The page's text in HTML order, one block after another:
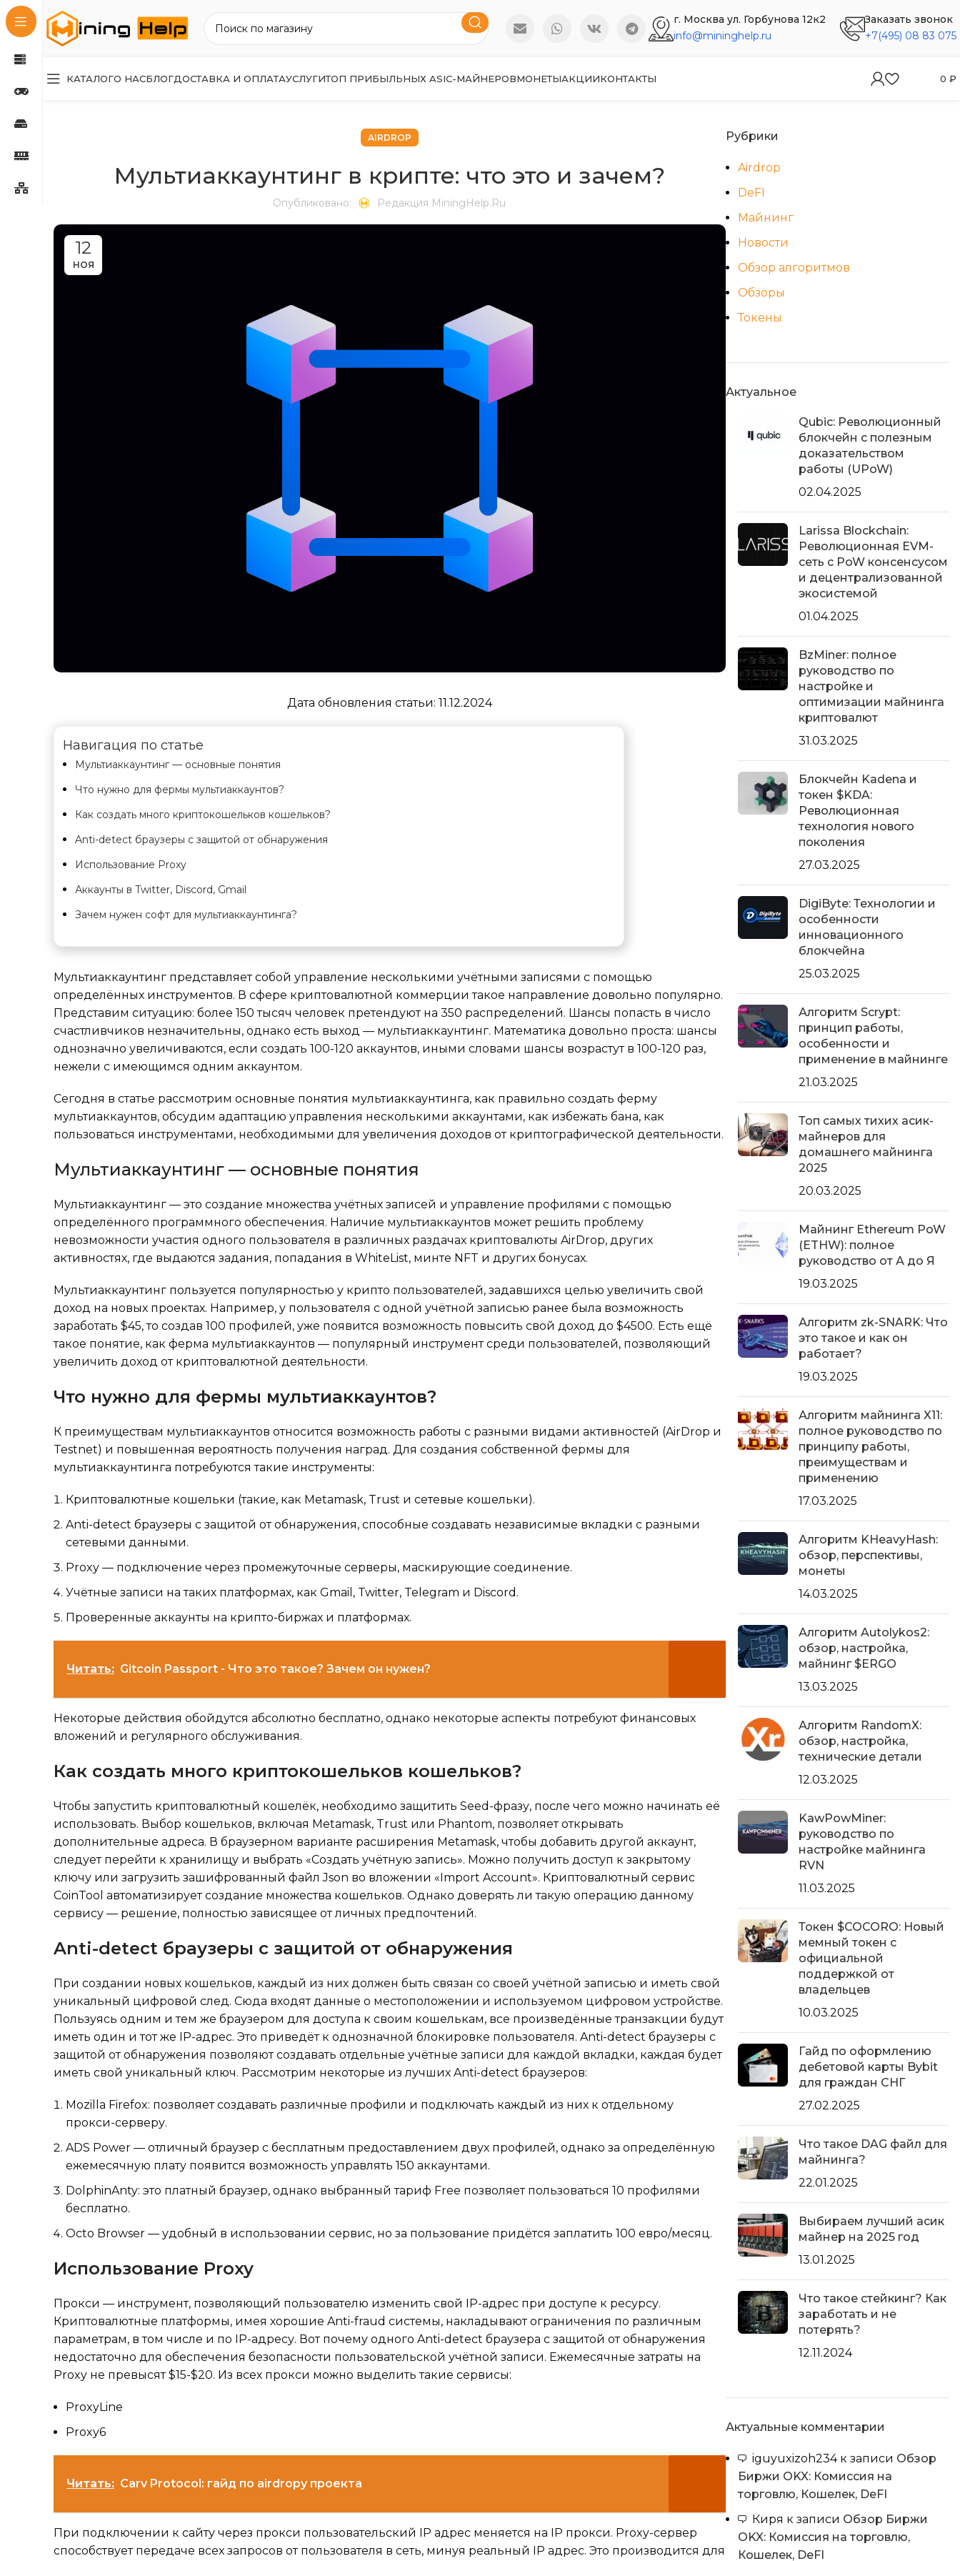
г. Москва ул. Горбунова 12к2
info@mininghelp.ru
Заказать звонок
+7(495) 08 83 075
КАТАЛОГО НАСБЛОГДОСТАВКА И ОПЛАТАУСЛУГИТОП ПРИБЫЛЬНЫХ ASIC-МАЙНЕРОВМОНЕТЫАКЦИИКОНТАКТЫ 0 ₽
AIRDROP
Мультиаккаунтинг в крипте: что это и зачем?
Опубликовано: Редакция MiningHelp.ru
12
НОЯ
Дата обновления статьи: 11.12.2024
Навигация по статье
Мультиаккаунтинг — основные понятия
Что нужно для фермы мультиаккаунтов?
Как создать много криптокошельков кошельков?
Anti-detect браузеры с защитой от обнаружения
Использование Proxy
Аккаунты в Twitter, Discord, Gmail
Зачем нужен софт для мультиаккаунтинга?
Мультиаккаунтинг представляет собой управление несколькими учётными записями с помощью
определённых инструментов. В сфере криптовалютной коммерции такое направление довольно популярно.
Представим ситуацию: более 150 тысяч человек претендуют на 350 распределений. Шансы попасть в число
счастливчиков незначительны, однако есть выход — мультиаккаунтинг. Математика довольно проста: шансы
однозначно увеличиваются, если создать 100-120 аккаунтов, иными словами шансы возрастут в 100-120 раз,
нежели с имеющимся одним аккаунтом.
Сегодня в статье рассмотрим основные понятия мультиаккаунтинга, как правильно создать ферму
мультиаккаунтов, обсудим адаптацию управления несколькими аккаунтами, как избежать бана, как
пользоваться инструментами, необходимыми для увеличения доходов от криптографической деятельности.
Мультиаккаунтинг — основные понятия
Мультиаккаунтинг — это создание множества учётных записей и управление профилями с помощью
определённого программного обеспечения. Наличие мультиаккаунтов может решить проблему
невозможности участия одного пользователя в различных раздачах криптовалюты AirDrop, других
активностях, где выдаются задания, попадания в WhiteList, минте NFT и других бонусах.
Мультиаккаунтинг пользуется популярностью у крипто пользователей, задавшихся целью увеличить свой
доход на новых проектах. Например, у пользователя с одной учётной записью ранее была возможность
заработать $45, то создав 100 профилей, уже появится возможность повысить свой доход до $4500. Есть ещё
такое понятие, как ферма мультиаккаунтов — популярный инструмент среди пользователей, позволяющий
увеличить доход от криптовалютной деятельности.
Что нужно для фермы мультиаккаунтов?
К преимуществам мультиаккаунтов относится возможность работы с разными видами активностей (AirDrop и
Testnet) и повышенная вероятность получения наград. Для создания собственной фермы для
мультиаккаунтинга потребуются такие инструменты:
Криптовалютные кошельки (такие, как Metamask, Trust и сетевые кошельки).
Anti-detect браузеры с защитой от обнаружения, способные создавать независимые вкладки с разными
сетевыми данными.
Proxy — подключение через промежуточные серверы, маскирующие соединение.
Учётные записи на таких платформах, как Gmail, Twitter, Telegram и Discord.
Проверенные аккаунты на крипто-биржах и платформах.
Читать: Gitcoin Passport - Что это такое? Зачем он нужен?
Некоторые действия обойдутся абсолютно бесплатно, однако некоторые аспекты потребуют финансовых
вложений и регулярного обслуживания.
Как создать много криптокошельков кошельков?
Чтобы запустить криптовалютный кошелёк, необходимо защитить Seed-фразу, после чего можно начинать её
использовать. Выбор кошельков, включая Metamask, Trust или Phantom, позволяет открывать
дополнительные адреса. В браузерном варианте расширения Metamask, чтобы добавить другой аккаунт,
следует перейти к хранилищу и выбрать «Создать учётную запись». Можно получить доступ к закрытому
ключу или загрузить зашифрованный файл Json во вложении «Import Account». Криптовалютный сервис
CoinTool автоматизирует создание множества кошельков. Однако доверять ли такую операцию данному
сервису — решение, полностью зависящее от личных предпочтений.
Anti-detect браузеры с защитой от обнаружения
При создании новых кошельков, каждый из них должен быть связан со своей учётной записью и иметь свой
уникальный цифровой след. Сюда входят данные о местоположении и используемом цифровом устройстве.
Пользуясь одним и тем же браузером для доступа к своим кошелькам, все произведённые транзакции будут
иметь один и тот же IP-адрес. Это приведёт к однозначной блокировке пользователя. Anti-detect браузеры с
защитой от обнаружения позволяют создавать отдельные учётные записи для каждой вкладки, каждая будет
иметь свой уникальный ключ. Рассмотрим некоторые из лучших Anti-detect браузеров:
Mozilla Firefox: позволяет создавать различные профили и подключать каждый из них к отдельному
прокси-серверу.
ADS Power — отличный браузер с бесплатным предоставлением двух профилей, однако за определённую
ежемесячную плату появится возможность управлять 150 аккаунтами.
DolphinAnty: это платный браузер, однако выбранный тариф Free позволяет пользоваться 10 профилями
бесплатно.
Octo Browser — удобный в использовании сервис, но за пользование придётся заплатить 100 евро/месяц.
Использование Proxy
Прокси — инструмент, позволяющий пользователю изменить свой IP-адрес при доступе к ресурсу.
Криптовалютные платформы, имея хорошие Anti-fraud системы, накладывают ограничения по различным
параметрам, в том числе и по IP-адресу. Вот почему одного Anti-detect браузера с защитой от обнаружения
недостаточно для обеспечения безопасности пользовательской учётной записи. Ежемесячные затраты на
Proxy не превысят $15-$20. Из всех прокси можно выделить такие сервисы:
ProxyLine
Proxy6
Читать: Carv Protocol: гайд по airdropу проекта
При подключении к сайту через прокси пользовательский IP адрес меняется на IP прокси. Proxy-сервер
способствует передаче всех запросов от пользователя в сеть, минуя реальный IP адрес. Это производится для
Рубрики
Airdrop
DeFI
Майнинг
Новости
Обзор алгоритмов
Обзоры
Токены
Актуальное
Qubic: Революционный
блокчейн с полезным
доказательством
работы (UPoW)
02.04.2025
Larissa Blockchain:
Революционная EVM-
сеть с PoW консенсусом
и децентрализованной
экосистемой
01.04.2025
BzMiner: полное
руководство по
настройке и
оптимизации майнинга
криптовалют
31.03.2025
Блокчейн Kadena и
токен $KDA:
Революционная
технология нового
поколения
27.03.2025
DigiByte: Технологии и
особенности
инновационного
блокчейна
25.03.2025
Алгоритм Scrypt:
принцип работы,
особенности и
применение в майнинге
21.03.2025
Топ самых тихих асик-
майнеров для
домашнего майнинга
2025
20.03.2025
Майнинг Ethereum PoW
(ETHW): полное
руководство от А до Я
19.03.2025
Алгоритм zk-SNARK: Что
это такое и как он
работает?
19.03.2025
Алгоритм майнинга X11:
полное руководство по
принципу работы,
преимуществам и
применению
17.03.2025
Алгоритм KHeavyHash:
обзор, перспективы,
монеты
14.03.2025
Алгоритм Autolykos2:
обзор, настройка,
майнинг $ERGO
13.03.2025
Алгоритм RandomX:
обзор, настройка,
технические детали
12.03.2025
KawPowMiner:
руководство по
настройке майнинга
RVN
11.03.2025
Токен $COCORO: Новый
мемный токен с
официальной
поддержкой от
владельцев
10.03.2025
Гайд по оформлению
дебетовой карты Bybit
для граждан СНГ
27.02.2025
Что такое DAG файл для
майнинга?
22.01.2025
Выбираем лучший асик
майнер на 2025 год
13.01.2025
Что такое стейкинг? Как
заработать и не
потерять?
12.11.2024
Актуальные комментарии
iguyuxizoh234к записи Обзор
Биржи OKX: Комиссия на
торговлю, Кошелек, DeFI
Киря к записи Обзор Биржи
OKX: Комиссия на торговлю,
Кошелек, DeFI